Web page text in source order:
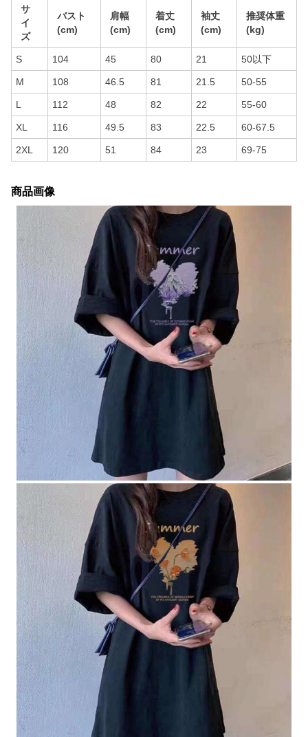
サ
イ
ズ
バスト
(cm)
肩幅
(cm)
着丈
(cm)
袖丈
(cm)
推奨体重
(kg)
S 104 45 80 21 50以下
M 108 46.5 81 21.5 50-55
L 112 48 82 22 55-60
XL 116 49.5 83 22.5 60-67.5
2XL 120 51 84 23 69-75
商品画像